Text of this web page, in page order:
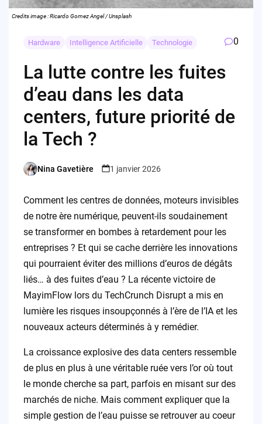
Credits image : Ricardo Gomez Angel / Unsplash
Hardware Intelligence Artificielle Technologie 0
La lutte contre les fuites
d’eau dans les data
centers, future priorité de
la Tech ?
Posted
Nina Gavetière 1 janvier 2026
Comment les centres de données, moteurs invisibles
de notre ère numérique, peuvent-ils soudainement
se transformer en bombes à retardement pour les
entreprises ? Et qui se cache derrière les innovations
qui pourraient éviter des millions d’euros de dégâts
liés… à des fuites d’eau ? La récente victoire de
MayimFlow lors du TechCrunch Disrupt a mis en
lumière les risques insoupçonnés à l’ère de l’IA et les
nouveaux acteurs déterminés à y remédier.
La croissance explosive des data centers ressemble
de plus en plus à une véritable ruée vers l’or où tout
le monde cherche sa part, parfois en misant sur des
marchés de niche. Mais comment expliquer que la
simple gestion de l’eau puisse se retrouver au coeur